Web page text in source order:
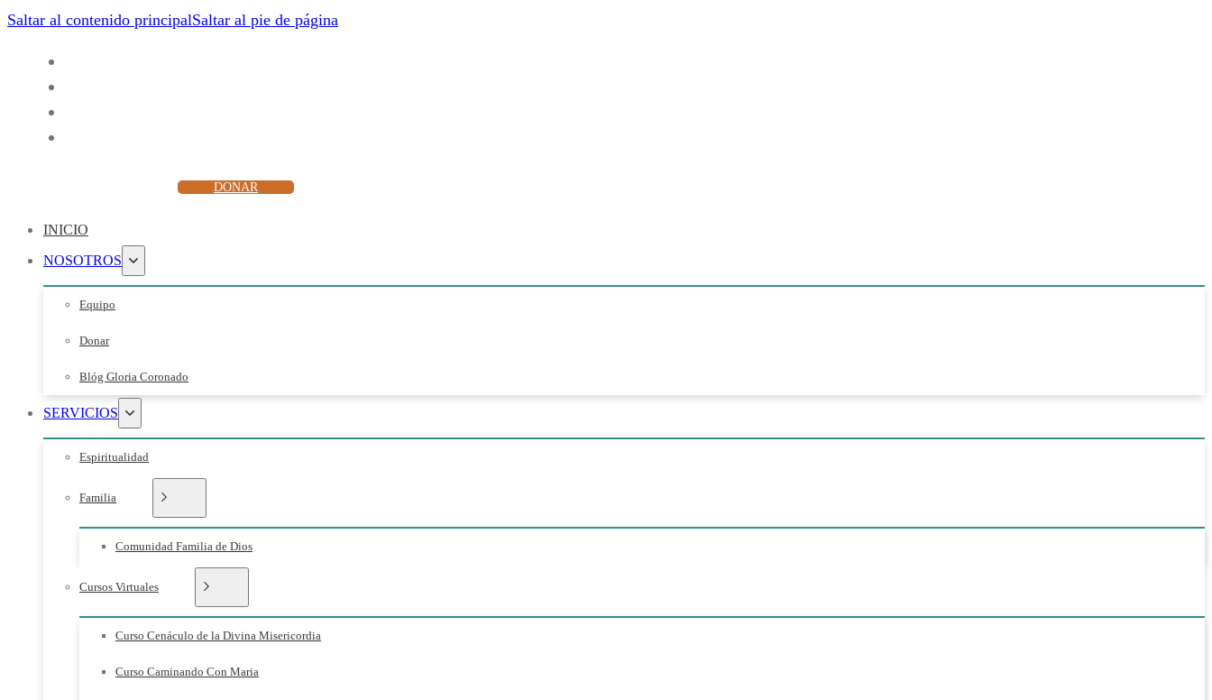
Saltar al contenido principalSaltar al pie de página
DONAR
INICIO
NOSOTROS
Equipo
Donar
Blóg Gloria Coronado
SERVICIOS
Espiritualidad
Familia
Comunidad Familia de Dios
Cursos Virtuales
Curso Cenáculo de la Divina Misericordia
Curso Caminando Con Maria